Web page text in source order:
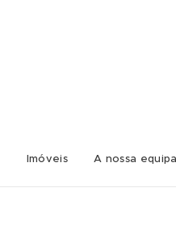
Imóveis A nossa